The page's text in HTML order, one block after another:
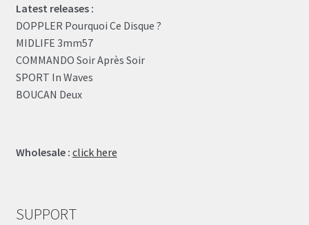
Latest releases :
DOPPLER Pourquoi Ce Disque ?
MIDLIFE 3mm57
COMMANDO Soir Après Soir
SPORT In Waves
BOUCAN Deux
Wholesale : click here
SUPPORT